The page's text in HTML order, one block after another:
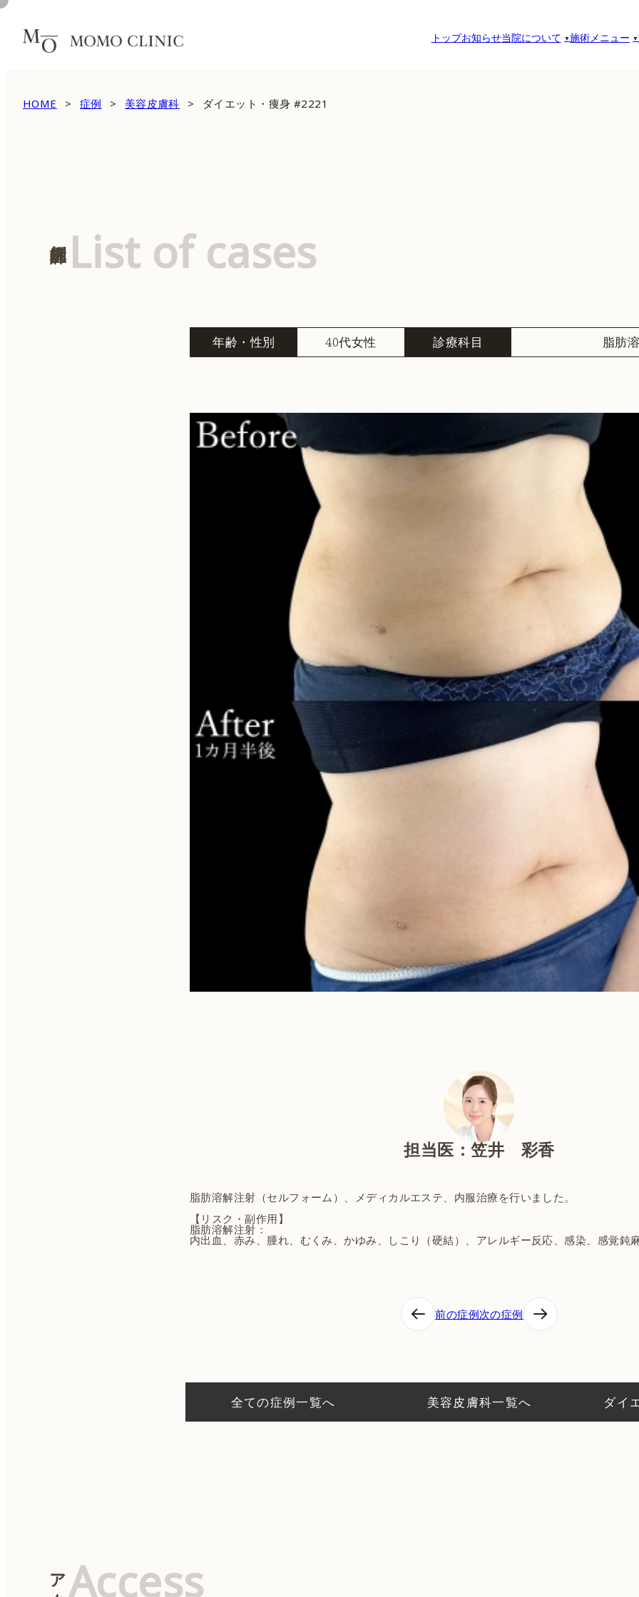
トップお知らせ当院について 施術メニュー
HOME 症例 美容皮膚科 ダイエット・痩身 #2221
List of cases
年齢・性別 40代女性 診療科目 脂肪
担当医：笠井 彩香
脂肪溶解注射（セルフォーム）、メディカルエステ、内服治療を行いました。
【リスク・副作用】
脂肪溶解注射：
内出血、赤み、腫れ、むくみ、かゆみ、しこり（硬結）、アレルギー反応、感染、感覚鈍
前の症例次の症例
全ての症例一覧へ 美容皮膚科一覧へ ダイ
Access